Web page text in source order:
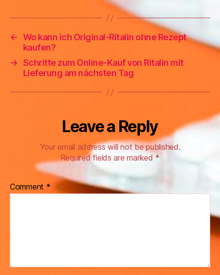
← Wo kann ich Original-Ritalin ohne Rezept
kaufen?
→ Schritte zum Online-Kauf von Ritalin mit
Lieferung am nächsten Tag
Leave a Reply
Your email address will not be published.
Required fields are marked*
Comment *